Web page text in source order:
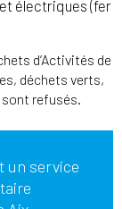
électriques (fer
d’Activités de
déchets verts,
sont refusés.
un service